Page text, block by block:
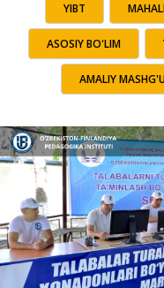
YIBT
ASOSIY BO'LIM
AMALIY